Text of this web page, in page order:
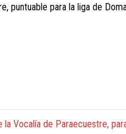
puntuable para la liga de
la Vocalía de Paraecuestre,